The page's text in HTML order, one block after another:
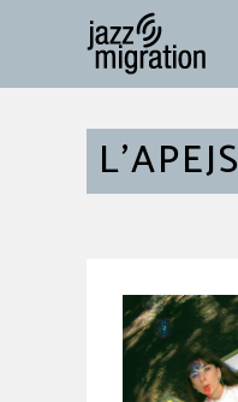
L'APEJS